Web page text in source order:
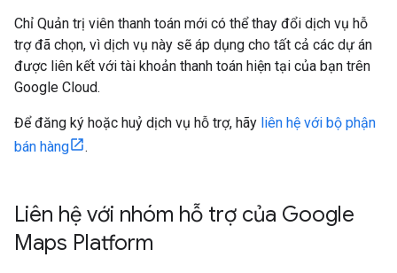
Chỉ Quản trị viên thanh toán mới có thể thay đổi dịch vụ hỗ
trợ đã chọn, vì dịch vụ này sẽ áp dụng cho tất cả các dự án
được liên kết với tài khoản thanh toán hiện tại của bạn trên
Google Cloud.
Để đăng ký hoặc huỷ dịch vụ hỗ trợ, hãy liên hệ với bộ phận
bán hàng
.
Liên hệ với nhóm hỗ trợ của Google
Maps Platform